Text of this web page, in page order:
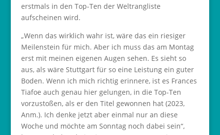
erstmals in den Top-Ten der Weltrangliste
aufscheinen wird.
„Wenn das wirklich wahr ist, wäre das ein riesiger
Meilenstein für mich. Aber ich muss das am Montag
erst mit meinen eigenen Augen sehen. Es sieht so
aus, als wäre Stuttgart für so eine Leistung ein guter
Boden. Wenn ich mich richtig erinnere, ist es Frances
Tiafoe auch genau hier gelungen, in die Top-Ten
vorzustoßen, als er den Titel gewonnen hat (2023,
Anm.). Ich denke jetzt aber einmal nur an diese
Woche und möchte am Sonntag noch dabei sein“,